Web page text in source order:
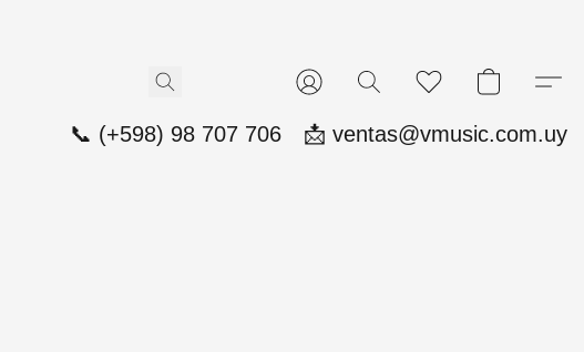
📞 (+598) 98 707 706 📩 ventas@vmusic.com.uy